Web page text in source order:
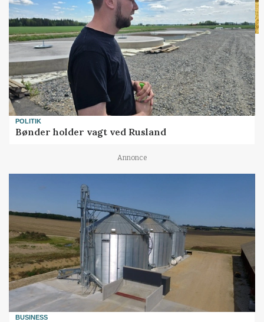
POLITIK
Bønder holder vagt ved Rusland
Annonce
BUSINESS